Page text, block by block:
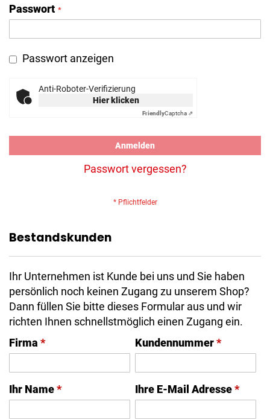
Passwort
Passwort anzeigen
Anti-Roboter-Verifizierung
Hier klicken
FriendlyCaptcha ⇗
Anmelden
Passwort vergessen?
Bestandskunden
Ihr Unternehmen ist Kunde bei uns und Sie haben
persönlich noch keinen Zugang zu unserem Shop?
Dann füllen Sie bitte dieses Formular aus und wir
richten Ihnen schnellstmöglich einen Zugang ein.
Firma * Kundennummer*
Ihr Name* Ihre E-Mail Adresse*